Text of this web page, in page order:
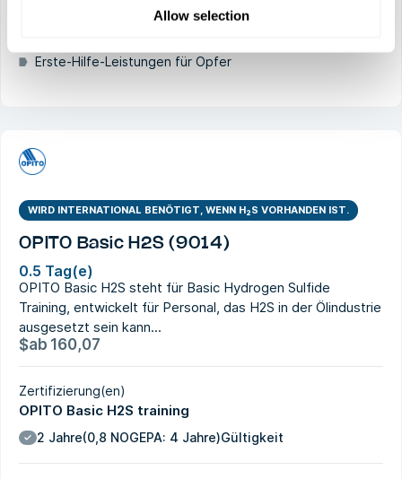
Allow selection
Kenntnisse über Arbeitsaufgaben an H2S-Standorten
Erste-Hilfe-Leistungen für Opfer
WIRD INTERNATIONAL BENÖTIGT, WENN H₂S VORHANDEN IST.
OPITO Basic H2S (9014)
0.5 Tag(e)
OPITO Basic H2S steht für Basic Hydrogen Sulfide
Training, entwickelt für Personal, das H2S in der Ölindustrie
ausgesetzt sein kann...
$ab 160,07
Zertifizierung(en)
OPITO Basic H2S training
2 Jahre(0,8 NOGEPA: 4 Jahre)Gültigkeit